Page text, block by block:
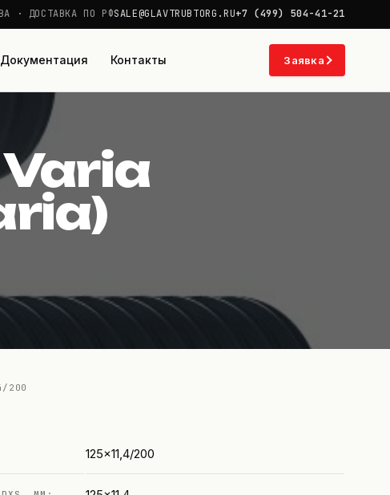
· ДОСТАВКА ПО РФSALE@GLAVTRUBTORG.RU+7 (499) 504-41-21
Документация Контакты Заявка
Ecoflex
Varia
200
125x11,4/200